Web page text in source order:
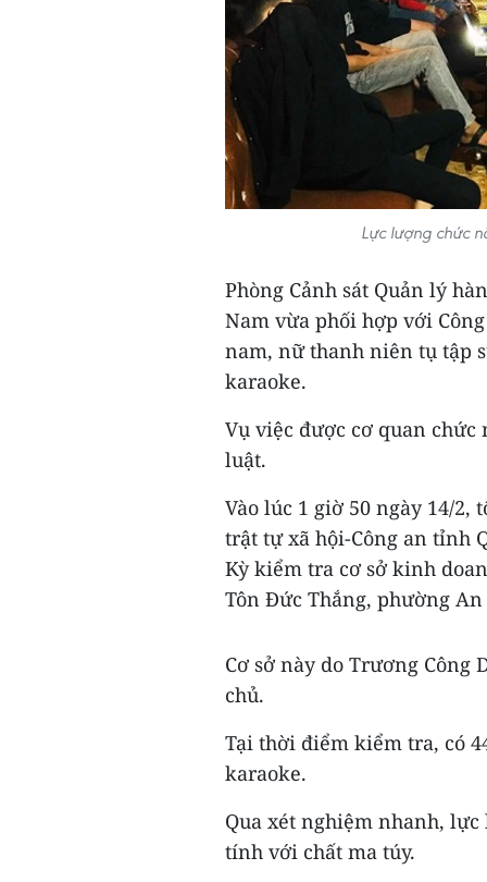
Lực lượng chức
Phòng Cảnh sát Quản lý
Nam vừa phối hợp với
nam, nữ thanh niên tụ tập
karaoke.
Vụ việc được cơ quan
luật.
Vào lúc 1 giờ 50 ngày 14/2,
trật tự xã hội-Công an tỉnh
Kỳ kiểm tra cơ sở kinh
Tôn Đức Thắng, phường An
Cơ sở này do Trương Công
chủ.
Tại thời điểm kiểm tra, có
karaoke.
Qua xét nghiệm nhanh,
tính với chất ma túy.